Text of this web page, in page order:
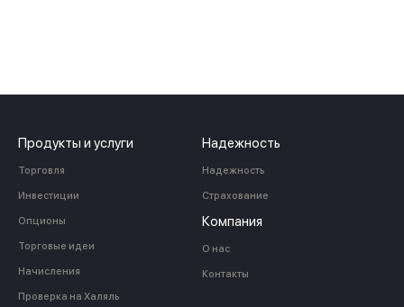
Продукты и услуги
Торговля
Инвестиции
Опционы
Торговые идеи
Начисления
Проверка на Халяль
Надежность
Надежность
Страхование
Компания
О нас
Контакты